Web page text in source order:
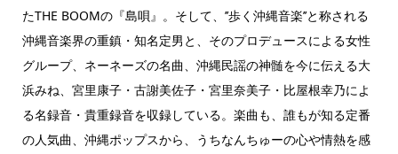
たTHE BOOMの『島唄』。そして、’’歩く沖縄音楽’’と称される
沖縄音楽界の重鎮・知名定男と、そのプロデュースによる女性
グループ、ネーネーズの名曲、沖縄民謡の神髄を今に伝える大
浜みね、宮里康子・古謝美佐子・宮里奈美子・比屋根幸乃によ
る名録音・貴重録音を収録している。楽曲も、誰もが知る定番
の人気曲、沖縄ポップスから、うちなんちゅーの心や情熱を感